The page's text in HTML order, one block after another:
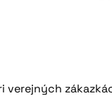
verejných